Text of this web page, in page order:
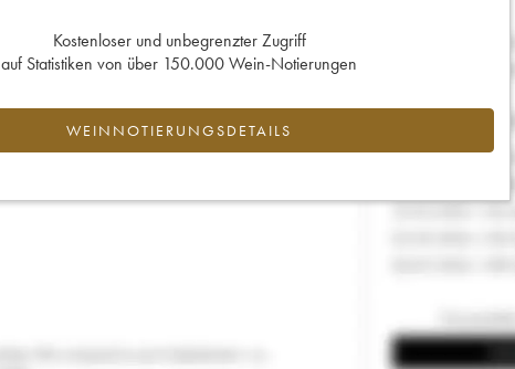
Kostenloser und unbegrenzter Zugriff
auf Statistiken von über 150.000 Wein-Notierungen
WEINNOTIERUNGSDETAILS